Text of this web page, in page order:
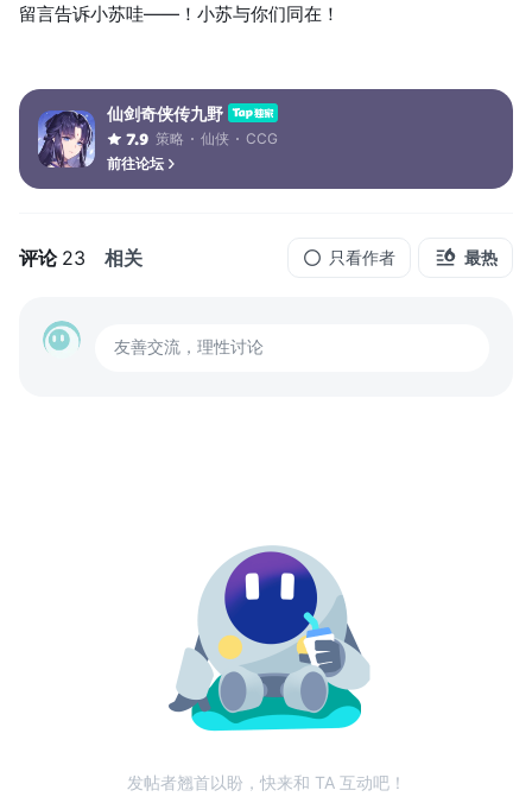
留言告诉小苏哇——！小苏与你们同在！
仙剑奇侠传九野
7.9 策略 仙侠
CCG
前往论坛
评论 23 相关 只看作者 最热
友善交流，理性讨论
发帖者翘首以盼，快来和 TA 互动吧！